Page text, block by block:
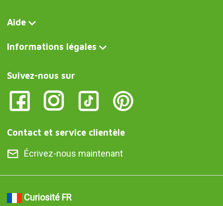
Aide
Informations légales
Suivez-nous sur
Contact et service clientèle
Écrivez-nous maintenant
Curiosité FR